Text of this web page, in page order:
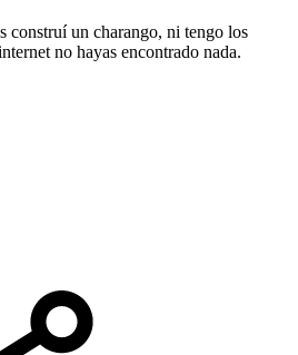
construí un charango, ni tengo los
no hayas encontrado nada.